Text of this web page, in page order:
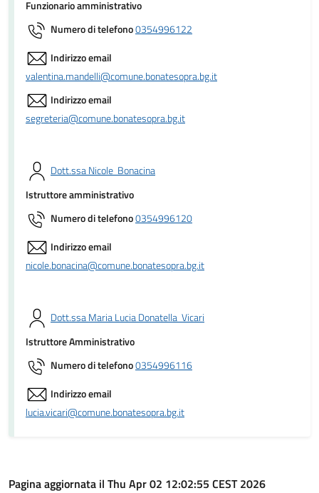
Funzionario amministrativo
Numero di telefono0354996122
Indirizzo email
valentina.mandelli@comune.bonatesopra.bg.it
Indirizzo email
segreteria@comune.bonatesopra.bg.it
Dott.ssa Nicole Bonacina
Istruttore amministrativo
Numero di telefono0354996120
Indirizzo email
nicole.bonacina@comune.bonatesopra.bg.it
Dott.ssa Maria Lucia Donatella Vicari
Istruttore Amministrativo
Numero di telefono0354996116
Indirizzo email
lucia.vicari@comune.bonatesopra.bg.it
Pagina aggiornata il Thu Apr 02 12:02:55 CEST 2026